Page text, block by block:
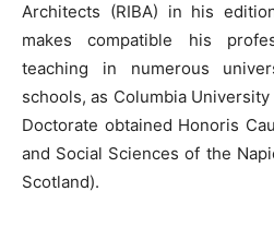
Architects (RIBA) in his
makes compatible his
teaching in numerous
schools, as Columbia
Doctorate obtained Honoris
and Social Sciences of the
Scotland).